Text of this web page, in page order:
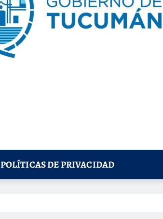
POLÍTICAS DE PRIVACIDAD